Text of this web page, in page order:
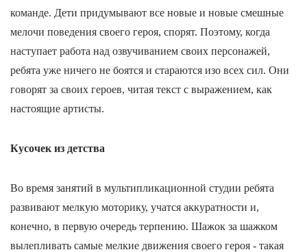
команде. Дети придумывают все новые и новые смешные
мелочи поведения своего героя, спорят. Поэтому, когда
наступает работа над озвучиванием своих персонажей,
ребята уже ничего не боятся и стараются изо всех сил. Они
говорят за своих героев, читая текст с выражением, как
настоящие артисты.
Кусочек из детства
Во время занятий в мультипликационной студии ребята
развивают мелкую моторику, учатся аккуратности и,
конечно, в первую очередь терпению. Шажок за шажком
вылепливать самые мелкие движения своего героя - такая